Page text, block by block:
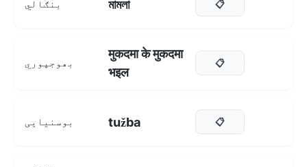
بنګالي মামলা 📋
بھوجپوري
मुकदमा के मुकदमा
भइल
📋
بوسنیایی tužba 📋